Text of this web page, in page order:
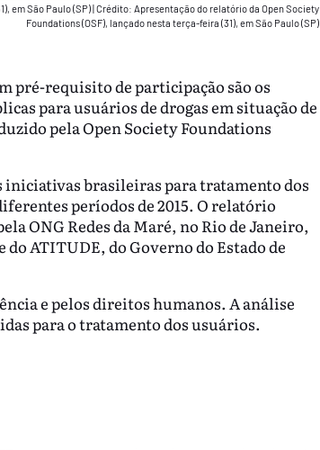
em São Paulo (SP)|Crédito: Apresentação do relatório da Open Society
Foundations (OSF), lançado nesta terça-feira (31), em São Paulo (SP)
pré-requisito de participação são os
para usuários de drogas em situação de
pela Open Society Foundations
brasileiras para tratamento dos
períodos de 2015. O relatório
ONG Redes da Maré, no Rio de Janeiro,
do ATITUDE, do Governo do Estado de
e pelos direitos humanos. A análise
para o tratamento dos usuários.